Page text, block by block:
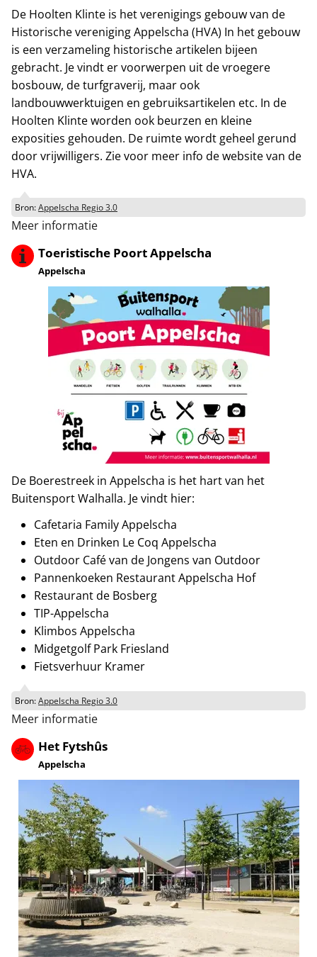
De Hoolten Klinte is het verenigings gebouw van de
Historische vereniging Appelscha (HVA) In het gebouw
is een verzameling historische artikelen bijeen
gebracht. Je vindt er voorwerpen uit de vroegere
bosbouw, de turfgraverij, maar ook
landbouwwerktuigen en gebruiksartikelen etc. In de
Hoolten Klinte worden ook beurzen en kleine
exposities gehouden. De ruimte wordt geheel gerund
door vrijwilligers. Zie voor meer info de website van de
HVA.
Bron:Appelscha Regio 3.0
Meer informatie
Toeristische Poort Appelscha
Appelscha
De Boerestreek in Appelscha is het hart van het
Buitensport Walhalla. Je vindt hier:
Cafetaria Family Appelscha
Eten en Drinken Le Coq Appelscha
Outdoor Café van de Jongens van Outdoor
Pannenkoeken Restaurant Appelscha Hof
Restaurant de Bosberg
TIP-Appelscha
Klimbos Appelscha
Midgetgolf Park Friesland
Fietsverhuur Kramer
Bron:Appelscha Regio 3.0
Meer informatie
Het Fytshûs
Appelscha